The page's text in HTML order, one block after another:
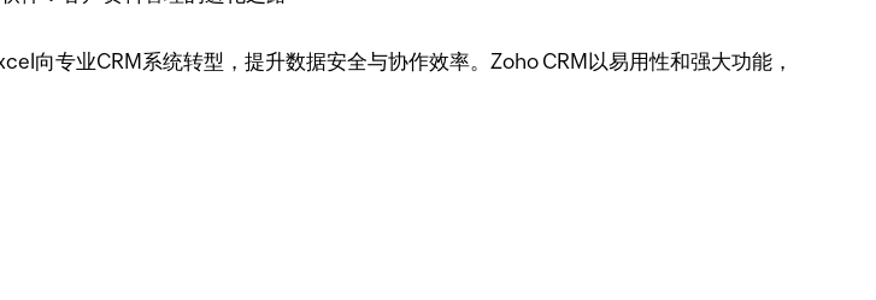
向专业CRM系统转型，提升数据安全与协作效率。Zoho CRM以易用性和强大功能，